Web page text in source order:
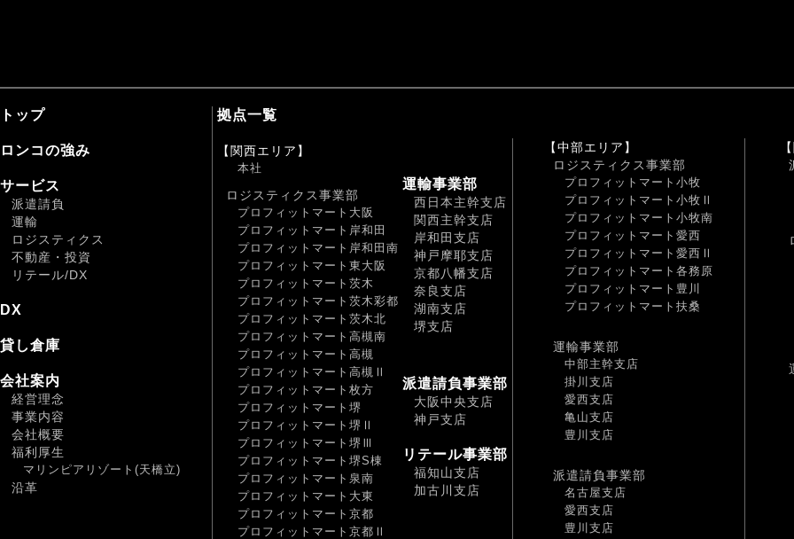
トップ
ロンコの強み
サービス
派遣請負
運輸
ロジスティクス
不動産・投資
リテール/DX
DX
貸し倉庫
会社案内
経営理念
事業内容
会社概要
福利厚生
マリンピアリゾート(天橋立)
沿革
拠点一覧
【関西エリア】
本社
ロジスティクス事業部
プロフィットマート大阪
プロフィットマート岸和田
プロフィットマート岸和田南
プロフィットマート東大阪
プロフィットマート茨木
プロフィットマート茨木彩都
プロフィットマート茨木北
プロフィットマート高槻南
プロフィットマート高槻
プロフィットマート高槻Ⅱ
プロフィットマート枚方
プロフィットマート堺
プロフィットマート堺Ⅱ
プロフィットマート堺Ⅲ
プロフィットマート堺S棟
プロフィットマート泉南
プロフィットマート大東
プロフィットマート京都
プロフィットマート京都Ⅱ
運輸事業部
西日本主幹支店
関西主幹支店
岸和田支店
神戸摩耶支店
京都八幡支店
奈良支店
湖南支店
堺支店
派遣請負事業部
大阪中央支店
神戸支店
リテール事業部
福知山支店
加古川支店
【中部エリア】
ロジスティクス事業部
プロフィットマート小牧
プロフィットマート小牧Ⅱ
プロフィットマート小牧南
プロフィットマート愛西
プロフィットマート愛西Ⅱ
プロフィットマート各務原
プロフィットマート豊川
プロフィットマート扶桑
運輸事業部
中部主幹支店
掛川支店
愛西支店
亀山支店
豊川支店
派遣請負事業部
名古屋支店
愛西支店
豊川支店